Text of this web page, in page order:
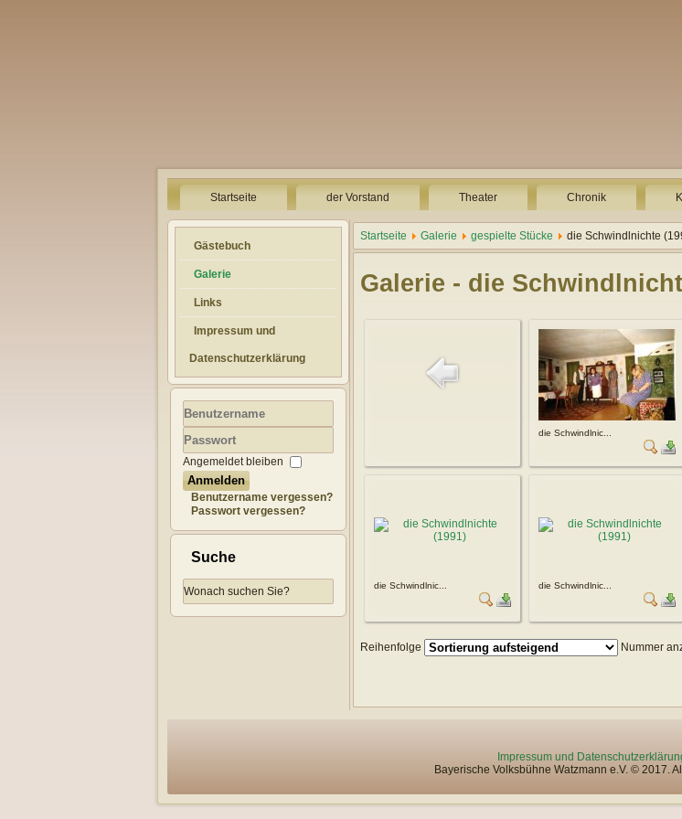
Startseite der Vorstand Theater Chronik
Gästebuch
Galerie
Links
Impressum und
Datenschutzerklärung
Benutzername
Passwort
Angemeldet bleiben
Anmelden
Benutzername vergessen?
Passwort vergessen?
Suche
Startseite Galerie gespielte Stücke die Schwindlnichte
Galerie - die
die Schwindlnic...
die Schwindlnic... die Schwindlnic...
Reihenfolge Nummer
Impressum und
Bayerische Volksbühne Watzmann e.V. © 2017.